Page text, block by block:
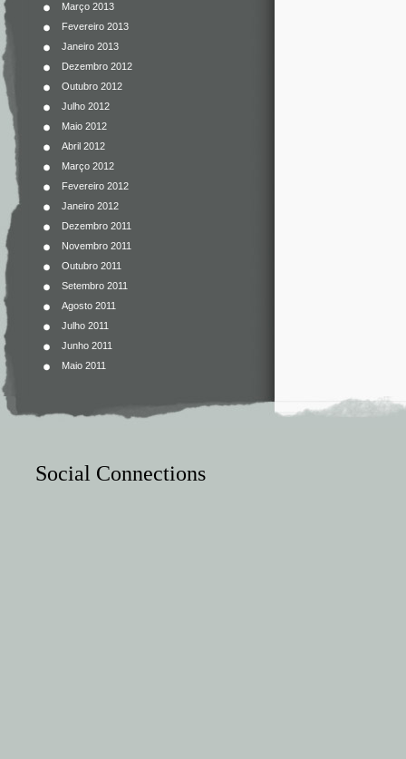
Março 2013
Fevereiro 2013
Janeiro 2013
Dezembro 2012
Outubro 2012
Julho 2012
Maio 2012
Abril 2012
Março 2012
Fevereiro 2012
Janeiro 2012
Dezembro 2011
Novembro 2011
Outubro 2011
Setembro 2011
Agosto 2011
Julho 2011
Junho 2011
Maio 2011
Social Connections